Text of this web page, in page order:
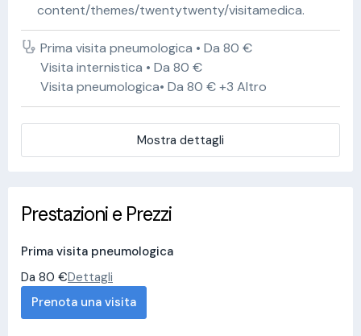
content/themes/twentytwenty/visitamedica.
Prima visita pneumologica • Da 80 €
Visita internistica • Da 80 €
Visita pneumologica• Da 80 € +3 Altro
Mostra dettagli
Prestazioni e Prezzi
Prima visita pneumologica
Da 80 €Dettagli
Prenota una visita